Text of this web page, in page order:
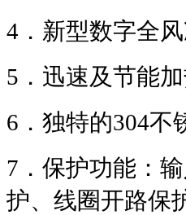
4 ．新型数字全
5 ．迅速及节能
6 ．独特的304不
7 ．保护功能：
护、线圈开路保